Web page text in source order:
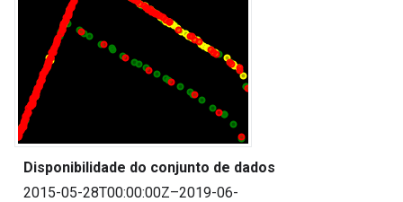
Disponibilidade do conjunto de dados
2015-05-28T00:00:00Z–2019-06-